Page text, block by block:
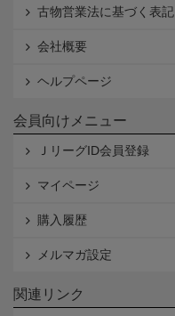
古物営業法に基づく表記
会社概要
ヘルプページ
会員向けメニュー
ＪリーグID会員登録
マイページ
購入履歴
メルマガ設定
関連リンク